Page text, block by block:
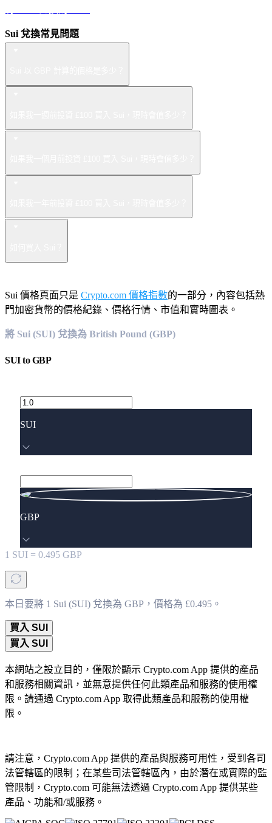
Sui 兌換常見問題
Sui 價格頁面只是 Crypto.com 價格指數的一部分，內容包括熱
門加密貨幣的價格紀錄、價格行情、市值和實時圖表。
將 Sui (SUI) 兌換為 British Pound (GBP)
SUItoGBP
SUI
GBP
1 SUI = 0.495 GBP
本日要將 1 Sui (SUI) 兌換為 GBP，價格為 £0.495。
買入 SUI
買入 SUI
本網站之設立目的，僅限於顯示 Crypto.com App 提供的產品
和服務相關資訊，並無意提供任何此類產品和服務的使用權
限。請通過 Crypto.com App 取得此類產品和服務的使用權
限。
請注意，Crypto.com App 提供的產品與服務可用性，受到各司
法管轄區的限制；在某些司法管轄區內，由於潛在或實際的監
管限制，Crypto.com 可能無法透過 Crypto.com App 提供某些
產品、功能和/或服務。